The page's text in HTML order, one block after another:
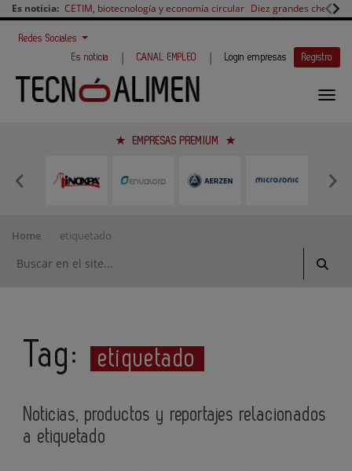
Es noticia: CETIM, biotecnología y economía circular Diez grandes chefs
Redes Sociales
Es noticia
| CANAL EMPLEO | Login empresas Registro
EMPRESAS PREMIUM
Home etiquetado
Tag: etiquetado
Noticias, productos y reportajes relacionados
a etiquetado